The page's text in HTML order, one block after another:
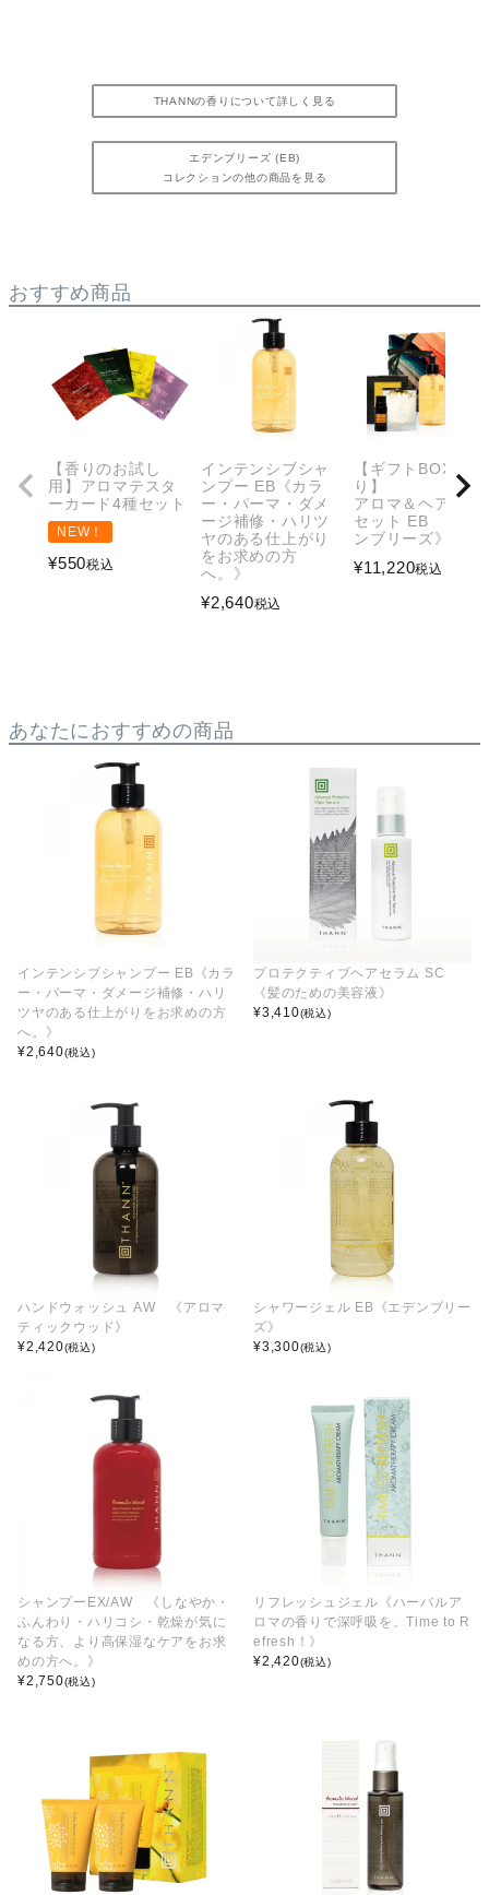
THANNの香りについて詳しく見る
エデンブリーズ (EB)
コレクションの他の商品を見る
おすすめ商品
【香りのお試し
用】アロマテスタ
ーカード4種セット
NEW！
¥550税込
インテンシブシャ
ンプー EB《カラ
ー・パーマ・ダメ
ージ補修・ハリツ
ヤのある仕上がり
をお求めの方
へ。》
¥2,640税込
【ギフトBOX入
り】
アロマ＆ヘアケア
セット EB 《エ
ンブリーズ》
¥11,220税込
あなたにおすすめの商品
インテンシブシャンプー EB《カラ
ー・パーマ・ダメージ補修・ハリ
ツヤのある仕上がりをお求めの方
へ。》
¥2,640(税込)
プロテクティブヘアセラム SC
《髪のための美容液》
¥3,410(税込)
ハンドウォッシュ AW 《アロマ
ティックウッド》
¥2,420(税込)
シャワージェル EB《エデンブリー
ズ》
¥3,300(税込)
シャンプーEX/AW 《しなやか・
ふんわり・ハリコシ・乾燥が気に
なる方、より高保湿なケアをお求
めの方へ。》
¥2,750(税込)
リフレッシュジェル《ハーバルア
ロマの香りで深呼吸を。Time to R
efresh！》
¥2,420(税込)